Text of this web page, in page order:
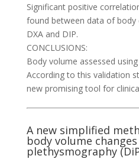
Significant positive
found between data of
DXA and DIP.
CONCLUSIONS:
Body volume assessed
According to this validation
new promising tool for
A new simplified
body volume
plethysmography